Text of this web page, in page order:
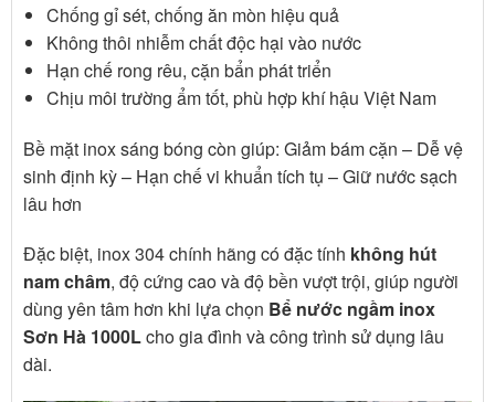
Chống gỉ sét, chống ăn mòn hiệu quả
Không thôi nhiễm chất độc hại vào nước
Hạn chế rong rêu, cặn bẩn phát triển
Chịu môi trường ẩm tốt, phù hợp khí hậu Việt Nam
Bề mặt inox sáng bóng còn giúp: Giảm bám cặn – Dễ vệ
sinh định kỳ – Hạn chế vi khuẩn tích tụ –Giữ nước sạch
lâu hơn
Đặc biệt, inox 304 chính hãng có đặc tính không hút
nam châm, độ cứng cao và độ bền vượt trội, giúp người
dùng yên tâm hơn khi lựa chọn Bể nước ngầm inox
Sơn Hà 1000Lcho gia đình và công trình sử dụng lâu
dài.